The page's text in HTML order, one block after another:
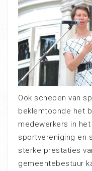
Ook schepen van
beklemtoonde het
medewerkers in
sportvereniging en
sterke prestaties
gemeentebestuur